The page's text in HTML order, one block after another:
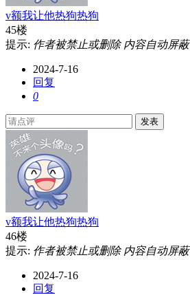
v额我让他热狗热狗
45楼
提示: 作者被禁止或删除 内容自动屏蔽
2024-7-16
回复
0
发表
v额我让他热狗热狗
46楼
提示: 作者被禁止或删除 内容自动屏蔽
2024-7-16
回复